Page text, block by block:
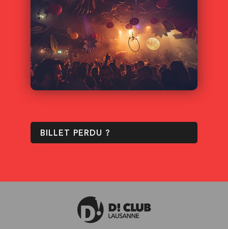
BILLET PERDU ?